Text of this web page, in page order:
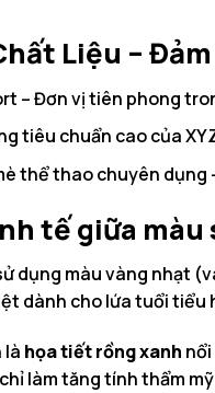
Liệu –
– Đơn vị tiên phong
tiêu chuẩn cao của
thể thao chuyên
tế giữa
dụng màu vàng nhạt
dành cho lứa tuổi tiểu
là họa tiết rồng xanh
làm tăng tính thẩm